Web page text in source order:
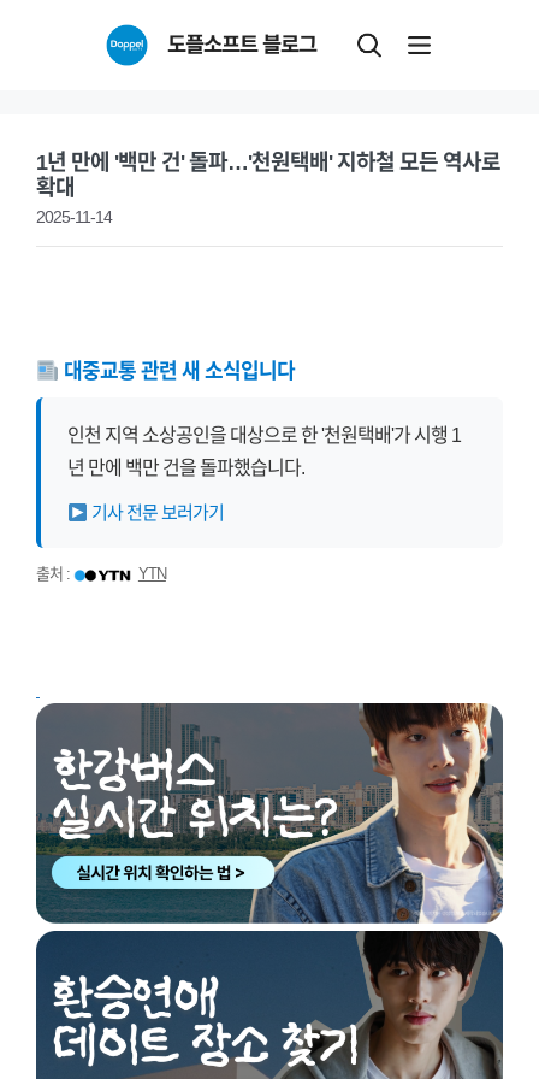
도플소프트 블로그
1년 만에 '백만 건' 돌파…'천원택배' 지하철 모든 역사로
확대
2025-11-14
대중교통 관련 새 소식입니다
인천 지역 소상공인을 대상으로 한 '천원택배'가 시행 1
년 만에 백만 건을 돌파했습니다.
기사 전문 보러가기
출처 : YTN